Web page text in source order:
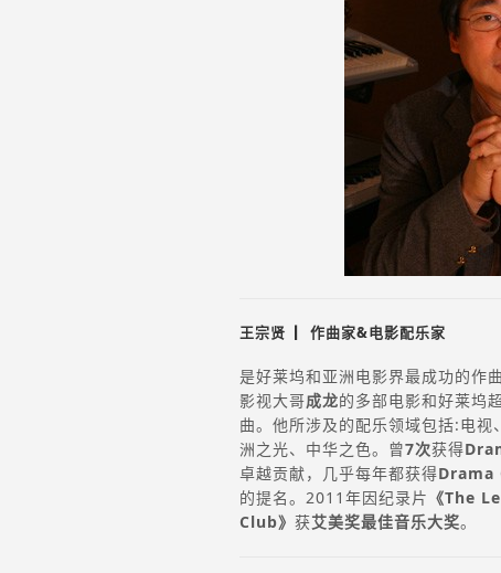
王宗贤 ▏作曲家&电影配乐家
是好莱坞和亚洲电影界最成功的作曲
影视大哥成龙的多部电影和好莱坞
曲。他所涉及的配乐领域包括:电
洲之光、中华之色。曾7次获得
卓越贡献，几乎每年都获得Drama
的提名。2011年因纪录片 《The
Club》 获艾美奖最佳音乐大奖。